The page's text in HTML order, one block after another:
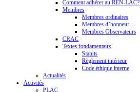
Comment adhérer au REN-LAC?
Membres
Membres ordinaires
Membres d’honneur
Membres Observateurs
CRAC
Textes fondamentaux
Statuts
Règlement intérieur
Code éthique interne
Actualités
Activités
PLAC